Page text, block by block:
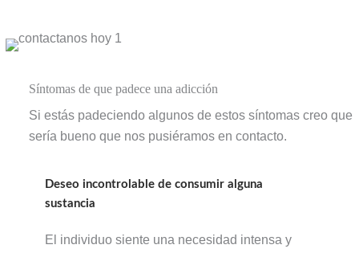
Síntomas de que padece una adicción
Si estás padeciendo algunos de estos síntomas creo que
sería bueno que nos pusiéramos en contacto.
Deseo incontrolable de consumir alguna
sustancia
El individuo siente una necesidad intensa y